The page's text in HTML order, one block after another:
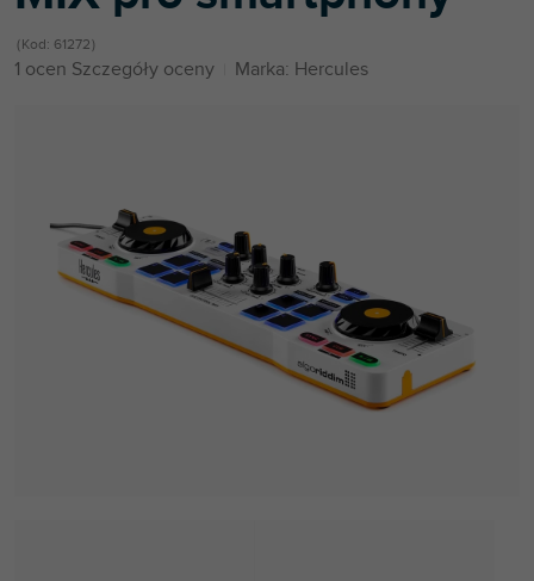
Kod: 61272
Średnia
gwiazdek.
1 ocen Szczegóły oceny Marka: Hercules